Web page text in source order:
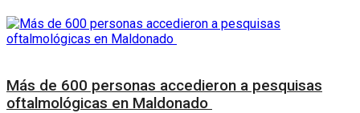
Más de 600 personas accedieron a pesquisas
oftalmológicas en Maldonado